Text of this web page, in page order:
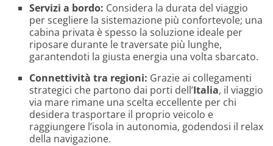
Servizi a bordo: Considera la durata del viaggio
per scegliere la sistemazione più confortevole; una
cabina privata è spesso la soluzione ideale per
riposare durante le traversate più lunghe,
garantendoti la giusta energia una volta sbarcato.
Connettività tra regioni: Grazie ai collegamenti
strategici che partono dai porti dell’Italia, il viaggio
via mare rimane una scelta eccellente per chi
desidera trasportare il proprio veicolo e
raggiungere l’isola in autonomia, godendosi il relax
della navigazione.